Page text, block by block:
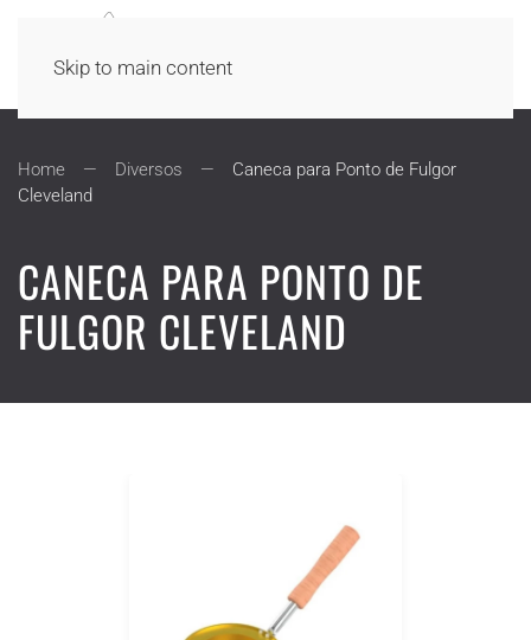
Skip to main content
Home Diversos
Caneca para Ponto de Fulgor
Cleveland
CANECA PARA PONTO DE
FULGOR CLEVELAND